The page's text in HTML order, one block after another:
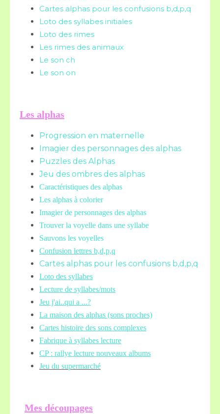
Cartes alphas pour les confusions b,d,p,q
Loto des syllabes initiales
Loto des rimes
Les rimes des animaux
Le son ch
Le son on
Les alphas
Progression en maternelle
Imagier des personnages des alphas
Puzzles des Alphas
Jeu des ombres des alphas
Caractéristiques des alphas
Les alphas à colorier
Imagier de personnages des alphas
Trouver la voyelle dans une syllabe
Sauvons les voyelles
Confusion lettres b,d,p,q
Cartes alphas pour les confusions b,d,p,q
Loto des syllabes
Lecture de syllabes/mots
Jeu j'ai..qui a ...?
La maison des alphas (sons proches)
Cartes histoire des sons complexes
Fabrique à syllabes lecture
CP : rallye lecture nouveaux albums
Jeu du supermarché
Mes découpages